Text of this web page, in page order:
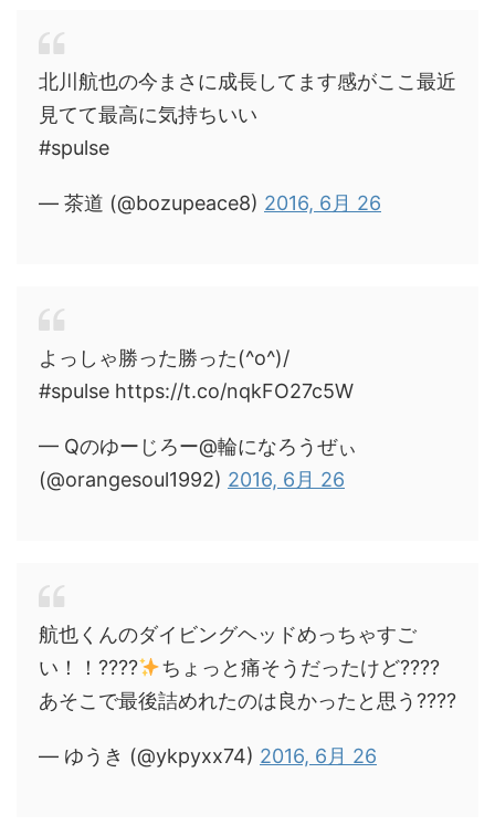
北川航也の今まさに成長してます感がここ最近
見てて最高に気持ちいい
#spulse
— 茶道 (@bozupeace8) 2016, 6月 26
よっしゃ勝った勝った(^o^)/
#spulse https://t.co/nqkFO27c5W
— Qのゆーじろー@輪になろうぜぃ
(@orangesoul1992) 2016, 6月 26
航也くんのダイビングヘッドめっちゃすご
い！！????
ちょっと痛そうだったけど????
あそこで最後詰めれたのは良かったと思う????
— ゆうき (@ykpyxx74) 2016, 6月 26